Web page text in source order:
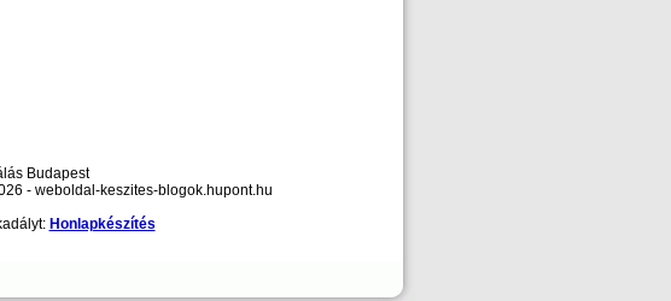
Budapest
- weboldal-keszites-blogok.hupont.hu
Honlapkészítés